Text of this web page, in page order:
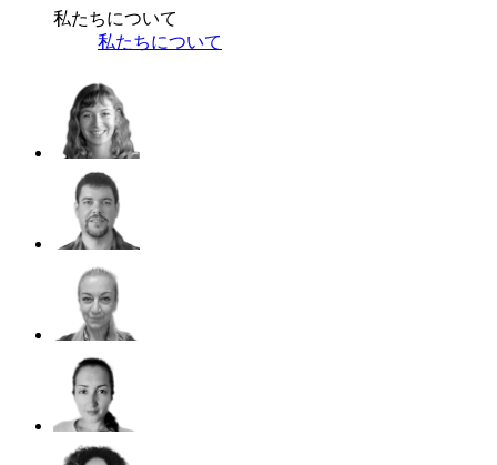
私たちについて
私たちについて